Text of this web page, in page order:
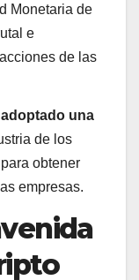
Monetaria de
e
de las
una
de los
obtener
empresas.